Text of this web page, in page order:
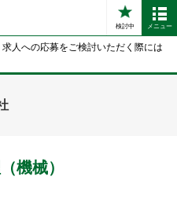
検討中 メニュー
人への応募をご検討いただく際には
機械）